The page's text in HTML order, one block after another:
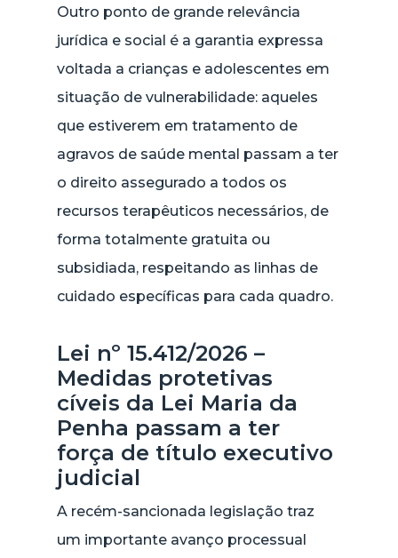
Outro ponto de grande relevância
jurídica e social é a garantia expressa
voltada a crianças e adolescentes em
situação de vulnerabilidade: aqueles
que estiverem em tratamento de
agravos de saúde mental passam a ter
o direito assegurado a todos os
recursos terapêuticos necessários, de
forma totalmente gratuita ou
subsidiada, respeitando as linhas de
cuidado específicas para cada quadro.
Lei nº 15.412/2026 –
Medidas protetivas
cíveis da Lei Maria da
Penha passam a ter
força de título executivo
judicial
A recém-sancionada legislação traz
um importante avanço processual